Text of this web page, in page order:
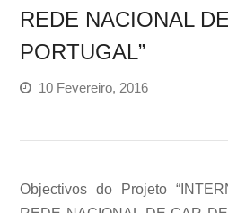
REDE NACIONAL
PORTUGAL”
10 Fevereiro, 2016
Objectivos do Projeto